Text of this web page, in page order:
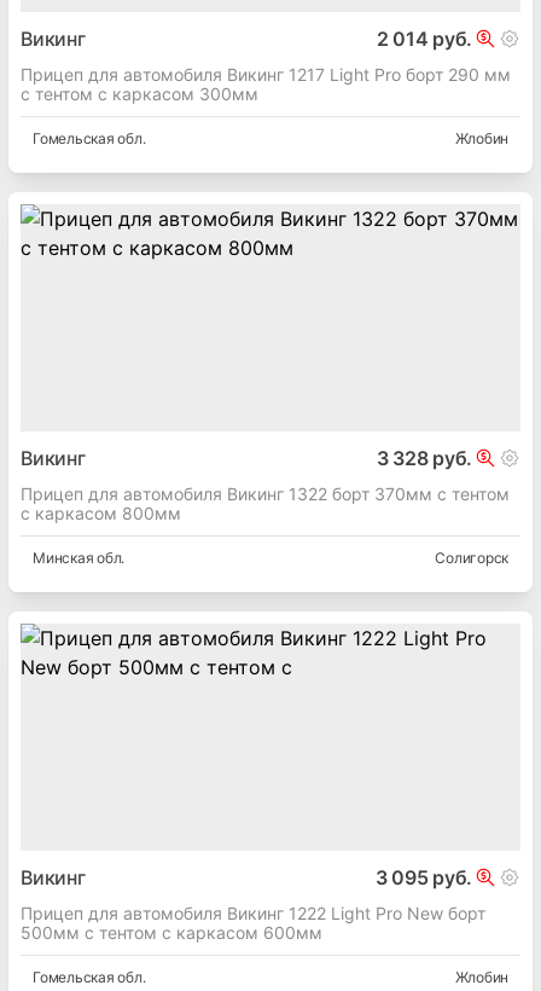
Викинг 2 014 руб.
Прицеп для автомобиля Викинг 1217 Light Pro борт 290 мм
с тентом с каркасом 300мм
Гомельская обл. Жлобин
Викинг 3 328 руб.
Прицеп для автомобиля Викинг 1322 борт 370мм с тентом
с каркасом 800мм
Минская обл. Солигорск
Викинг 3 095 руб.
Прицеп для автомобиля Викинг 1222 Light Pro New борт
500мм с тентом с каркасом 600мм
Гомельская обл. Жлобин